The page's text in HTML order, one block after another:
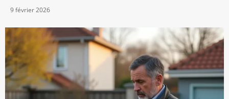
9 février 2026